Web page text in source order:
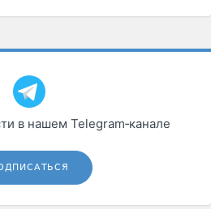
в нашем Telegram‑канале